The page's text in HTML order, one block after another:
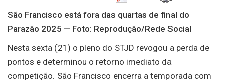
São Francisco está fora das quartas de final do
Parazão 2025 — Foto: Reprodução/Rede Social
Nesta sexta (21) o pleno do STJD revogou a perda de
pontos e determinou o retorno imediato da
competição. São Francisco encerra a temporada com